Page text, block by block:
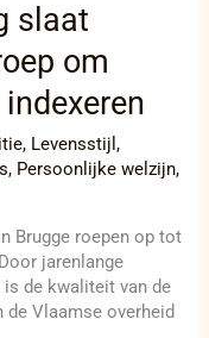
slaat
om
, Levensstijl,
, Persoonlijke welzijn,
Brugge roepen op tot
jarenlange
de kwaliteit van de
de Vlaamse overheid